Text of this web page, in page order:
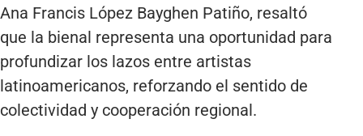
Ana Francis López Bayghen Patiño, resaltó
que la bienal representa una oportunidad para
profundizar los lazos entre artistas
latinoamericanos, reforzando el sentido de
colectividad y cooperación regional.